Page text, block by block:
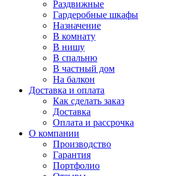
Раздвижные
Гардеробные шкафы
Назначение
В комнату
В нишу
В спальню
В частный дом
На балкон
Доставка и оплата
Как сделать заказ
Доставка
Оплата и рассрочка
О компании
Производство
Гарантия
Портфолио